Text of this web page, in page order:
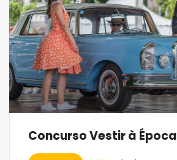
Concurso Vestir à Época